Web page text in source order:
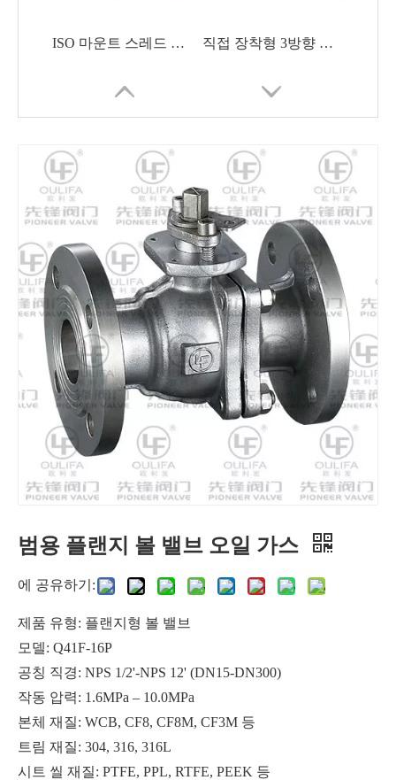
ISO 마운트 스레드 볼 밸브 HVAC 시스템 직접 장착형 3방향 볼 밸브 산업용 바이패스
식품 등급 위생 볼 밸브 제약 사용 DIN 표준 플랜지 볼 밸브 수생 식물
범용 플랜지 볼 밸브 오일 가스
에 공유하기:
제품 유형: 플랜지형 볼 밸브
모델: Q41F-16P
공칭 직경: NPS 1/2'-NPS 12' (DN15-DN300)
작동 압력: 1.6MPa – 10.0MPa
본체 재질: WCB, CF8, CF8M, CF3M 등
트림 재질: 304, 316, 316L
시트 씰 재질: PTFE, PPL, RTFE, PEEK 등